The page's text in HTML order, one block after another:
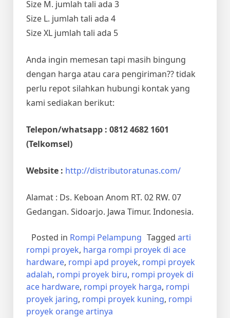
Size M. jumlah tali ada 3
Size L. jumlah tali ada 4
Size XL jumlah tali ada 5
Anda ingin memesan tapi masih bingung
dengan harga atau cara pengiriman?? tidak
perlu repot silahkan hubungi kontak yang
kami sediakan berikut:
Telepon/whatsapp : 0812 4682 1601
(Telkomsel)
Website : http://distributoratunas.com/
Alamat : Ds. Keboan Anom RT. 02 RW. 07
Gedangan. Sidoarjo. Jawa Timur. Indonesia.
Posted in Rompi Pelampung Tagged arti
rompi proyek, harga rompi proyek di ace
hardware, rompi apd proyek, rompi proyek
adalah, rompi proyek biru, rompi proyek di
ace hardware, rompi proyek harga, rompi
proyek jaring, rompi proyek kuning, rompi
proyek orange artinya